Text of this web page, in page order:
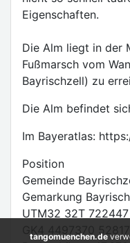
Eigenschaften.
Die Alm liegt in der
Fußmarsch vom
Bayrischzell) zu
Die Alm befindet
Im Bayeratlas:
Position
Gemeinde
Gemarkung
UTM32 32T
GK4 4497370
tangomuenchen.de